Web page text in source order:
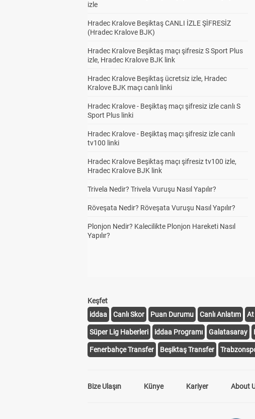
izle
Hradec Kralove Beşiktaş CANLI İZLE ŞİFRESİZ
(Hradec Kralove BJK)
Hradec Kralove Beşiktaş maçı şifresiz S Sport Plus
izle, Hradec Kralove BJK link
Hradec Kralove Beşiktaş ücretsiz izle, Hradec
Kralove BJK maçı canlı linki
Hradec Kralove - Beşiktaş maçı şifresiz izle canlı S
Sport Plus linki
Hradec Kralove - Beşiktaş maçı şifresiz izle canlı
tv100 linki
Hradec Kralove Beşiktaş maçı şifresiz tv100 izle,
Hradec Kralove BJK link
Trivela Nedir? Trivela Vuruşu Nasıl Yapılır?
Röveşata Nedir? Röveşata Vuruşu Nasıl Yapılır?
Plonjon Nedir? Kalecilikte Plonjon Hareketi Nasıl
Yapılır?
Keşfet
iddaa
Canlı Skor Puan Durumu Canlı Anlatım At
Süper Lig Haberleri iddaa Programı Galatasaray
Fenerbahçe Transfer Beşiktaş Transfer
Bize Ulaşın Künye Kariyer About